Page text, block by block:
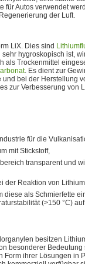
für Autos verwendet
der Luft.
LiX. Dies sind
sehr hygroskopisch ist,
Trockenmittel
. Es dient zur
bei der Herstellung
zur Verbesserung von
für die
mit Stickstoff,
transparent und
der Reaktion von
diese als Schmierfette
(>150 °C)
besitzen
besonderer
ihrer Lösungen in